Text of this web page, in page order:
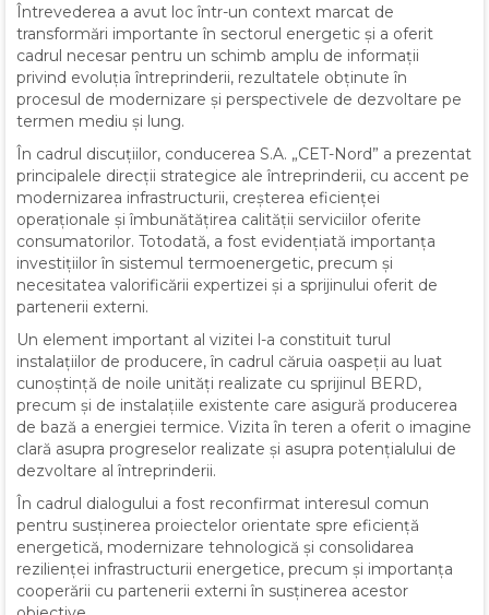
Întrevederea a avut loc într-un context marcat de
transformări importante în sectorul energetic și a oferit
cadrul necesar pentru un schimb amplu de informații
privind evoluția întreprinderii, rezultatele obținute în
procesul de modernizare și perspectivele de dezvoltare pe
termen mediu și lung.
În cadrul discuțiilor, conducerea S.A. „CET-Nord” a prezentat
principalele direcții strategice ale întreprinderii, cu accent pe
modernizarea infrastructurii, creșterea eficienței
operaționale și îmbunătățirea calității serviciilor oferite
consumatorilor. Totodată, a fost evidențiată importanța
investițiilor în sistemul termoenergetic, precum și
necesitatea valorificării expertizei și a sprijinului oferit de
partenerii externi.
Un element important al vizitei l-a constituit turul
instalațiilor de producere, în cadrul căruia oaspeții au luat
cunoștință de noile unități realizate cu sprijinul BERD,
precum și de instalațiile existente care asigură producerea
de bază a energiei termice. Vizita în teren a oferit o imagine
clară asupra progreselor realizate și asupra potențialului de
dezvoltare al întreprinderii.
În cadrul dialogului a fost reconfirmat interesul comun
pentru susținerea proiectelor orientate spre eficiență
energetică, modernizare tehnologică și consolidarea
rezilienței infrastructurii energetice, precum și importanța
cooperării cu partenerii externi în susținerea acestor